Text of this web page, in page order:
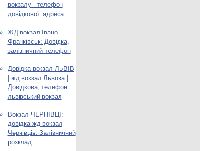
вокзалу - телефон
довідкової, адреса
ЖД вокзал Івано
Франківськ: Довідка,
залізничний телефон
Довідка вокзал ЛЬВІВ
| жд вокзал Львова |
Довідкова, телефон
львівський вокзал
Вокзал ЧЕРНІВЦІ:
довідка жд вокзал
Чернівців. Залізничний
розклад